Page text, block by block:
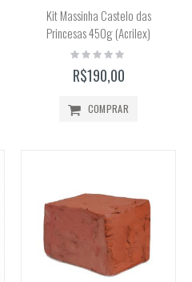
Kit Massinha Castelo das
Princesas 450g (Acrilex)
Rating:
0%
R$190,00
COMPRAR